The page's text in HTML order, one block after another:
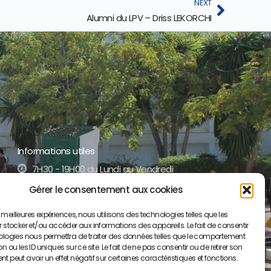
Gérer le consentement aux cookies
meilleures expériences, nous utilisons des technologies telles que les
stocker et/ou accéder aux informations des appareils. Le fait de consentir
nous permettra de traiter des données telles que le comportement
ou les ID uniques sur ce site. Le fait de ne pas consentir ou de retirer son
peut avoir un effet négatif sur certaines caractéristiques et fonctions.
NEXT
Alumni du LPV – Driss LEKORCHI
Informations utiles
7H30 - 19H00 du Lundi au Vendredi
+212 5 35 52 17 51 /52
contact@lyceepaulvalery-ma.org
Boulevard Moulay Youssef BP S/34, 50000
Meknès